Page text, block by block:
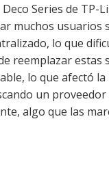
Series de TP-
muchos usuarios
lo que
reemplazar estas
lo que afectó
un
algo que las